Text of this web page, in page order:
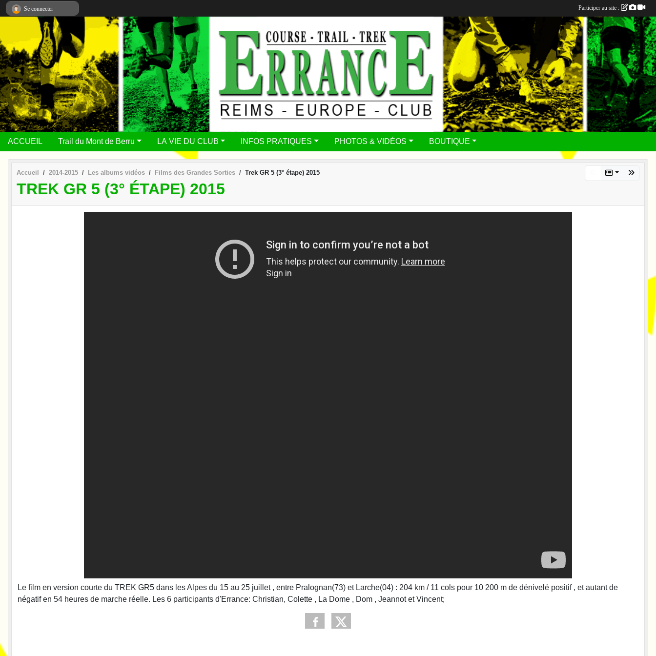
ACCUEIL Trail du Mont de Berru LA VIE DU CLUB INFOS PRATIQUES PHOTOS & VIDÉOS BOUTIQUE
Accueil 2014-2015 Les albums vidéos Films des Grandes Sorties Trek GR 5 (3° étape) 2015
TREK GR 5 (3° ÉTAPE) 2015
Le film en version courte du TREK GR5 dans les Alpes du 15 au 25 juillet , entre Pralognan(73) et Larche(04) : 204 km / 11 cols pour 10 200 m de dénivelé positif , et autant de
négatif en 54 heures de marche réelle. Les 6 participants d'Errance: Christian, Colette , La Dome , Dom , Jeannot et Vincent;
Se connecter Participer au site :
Panneau de gestion des cookies